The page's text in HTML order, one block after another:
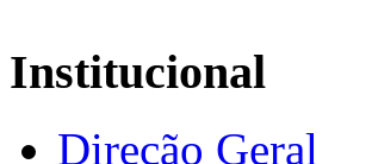
Institucional
Direção Geral